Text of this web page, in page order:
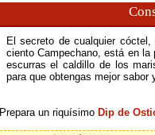
El secreto de cualquier
ciento Campechano, está en
escurras el caldillo de los
para que obtengas mejor sabor
Prepara un riquísimo Dip de